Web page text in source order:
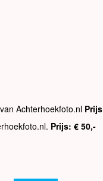
Achterhoekfoto.nl
Prijs: € 50,-